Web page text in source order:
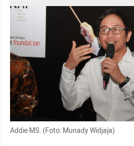
Addie MS. (Foto: Munady Widjaja)